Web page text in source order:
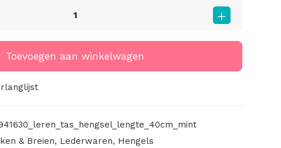
Toevoegen aan winkelwagen
& Breien, Lederwaren, Hengels